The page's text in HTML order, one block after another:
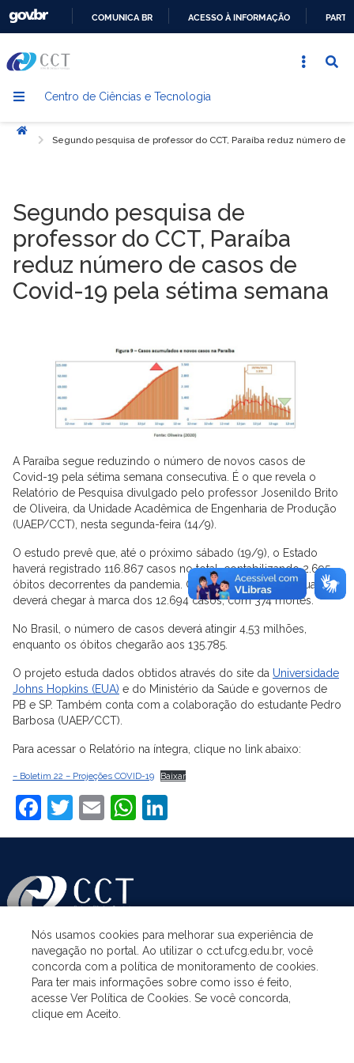
CONTEÚDO
COMUNICA BR ACESSO À INFORMAÇÃO
Centro de Ciências e Tecnologia
Início
Segundo pesquisa de professor do CCT, Paraíba reduz número de
Segundo pesquisa de
professor do CCT, Paraíba
reduz número de casos de
Covid-19 pela sétima semana
A Paraíba segue reduzindo o número de novos casos de
Covid-19 pela sétima semana consecutiva. É o que revela o
Relatório de Pesquisa divulgado pelo professor Josenildo Brito
de Oliveira, da Unidade Acadêmica de Engenharia de Produção
(UAEP/CCT), nesta segunda-feira (14/9).
O estudo prevê que, até o próximo sábado (19/9), o Estado
haverá registrado 116.867 casos no total, contabilizando 2.695
óbitos decorrentes da pandemia. Campina Grande, por sua vez,
deverá chegar à marca dos 12.694 casos, com 374 mortes.
No Brasil, o número de casos deverá atingir 4,53 milhões,
enquanto os óbitos chegarão aos 135.785.
O projeto estuda dados obtidos através do site da Universidade
Johns Hopkins (EUA) e do Ministério da Saúde e governos de
PB e SP. Também conta com a colaboração do estudante Pedro
Barbosa (UAEP/CCT).
Para acessar o Relatório na íntegra, clique no link abaixo:
– Boletim 22 – Projeções COVID-19 Baixar
Facebook
Twitter
EmailWhatsApp
ASSUNTOS
ACESSO À INFORMAÇÃO
Nós usamos cookies para melhorar sua experiência de
navegação no portal. Ao utilizar o cct.ufcg.edu.br, você
concorda com a política de monitoramento de cookies.
Para ter mais informações sobre como isso é feito,
acesse Ver Política de Cookies. Se você concorda,
clique em Aceito.